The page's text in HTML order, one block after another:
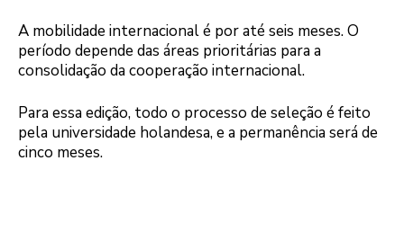
A mobilidade internacional é por até seis meses. O
período depende das áreas prioritárias para a
consolidação da cooperação internacional.
Para essa edição, todo o processo de seleção é feito
pela universidade holandesa, e a permanência será de
cinco meses.